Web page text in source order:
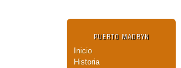
PUERTO MADRYN
Inicio
Historia